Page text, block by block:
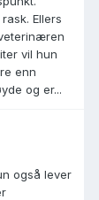
Ellers
vil hun
enn
og er...
også lever